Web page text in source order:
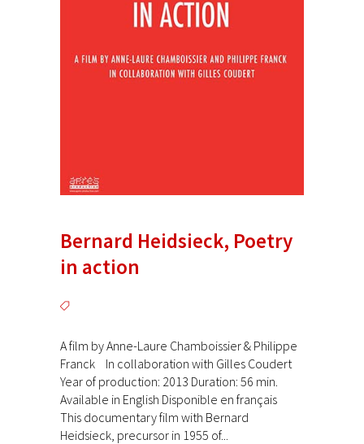
Bernard Heidsieck, Poetry
in action
A film by Anne-Laure Chamboissier & Philippe
Franck In collaboration with Gilles Coudert
Year of production: 2013 Duration: 56 min.
Available in English Disponible en français
This documentary film with Bernard
Heidsieck, precursor in 1955 of...